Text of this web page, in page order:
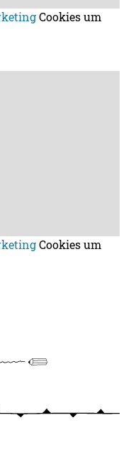
Cookies um
Cookies um